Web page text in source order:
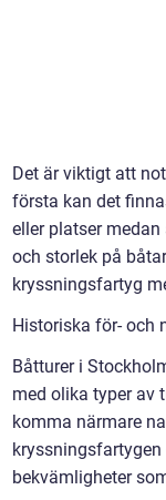
Det är viktigt att
första kan det
eller platser
och storlek på
kryssningsfartyg
Historiska för- och
Båtturer i
med olika typer av
komma närmare
bekvämligheter